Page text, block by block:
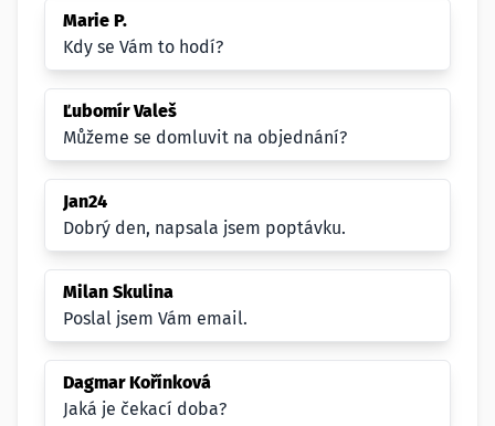
Marie P.
Kdy se Vám to hodí?
Ľubomír Valeš
Můžeme se domluvit na objednání?
Jan24
Dobrý den, napsala jsem poptávku.
Milan Skulina
Poslal jsem Vám email.
Dagmar Kořínková
Jaká je čekací doba?